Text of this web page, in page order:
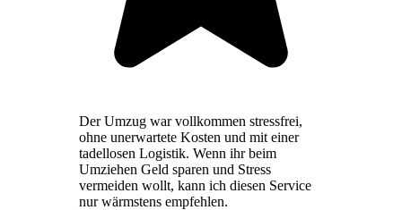
Der Umzug war vollkommen stressfrei,
ohne unerwartete Kosten und mit einer
tadellosen Logistik. Wenn ihr beim
Umziehen Geld sparen und Stress
vermeiden wollt, kann ich diesen Service
nur wärmstens empfehlen.